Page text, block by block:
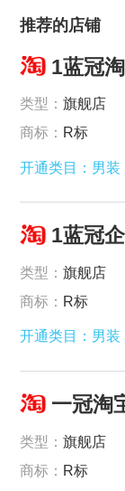
推荐的店铺
1蓝冠
类型：旗舰店
商标： R标
开通类目：男装
1蓝冠企
类型：旗舰店
商标： R标
开通类目：男装
一冠淘
类型：旗舰店
商标： R标